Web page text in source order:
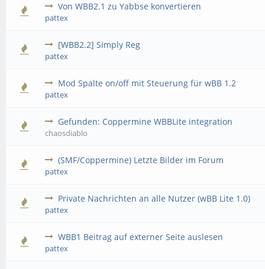
Von WBB2.1 zu Yabbse konvertieren
pattex
[WBB2.2] Simply Reg
pattex
Mod Spalte on/off mit Steuerung für wBB 1.2
pattex
Gefunden: Coppermine WBBLite integration
chaosdiablo
(SMF/Coppermine) Letzte Bilder im Forum
pattex
Private Nachrichten an alle Nutzer (wBB Lite 1.0)
pattex
WBB1 Beitrag auf externer Seite auslesen
pattex